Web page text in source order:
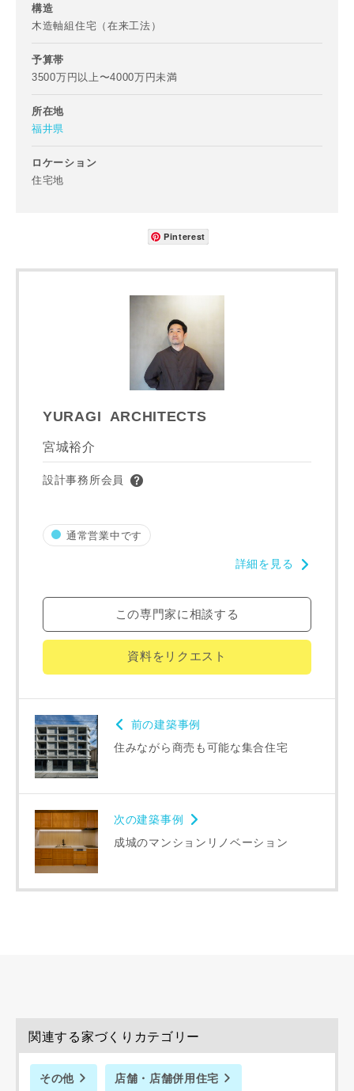
構造
木造軸組住宅（在来工法）
予算帯
3500万円以上〜4000万円未満
所在地
福井県
ロケーション
住宅地
Pinterest
YURAGI ARCHITECTS
宮城裕介
設計事務所会員
通常営業中です
詳細を見る
この専門家に相談する
資料をリクエスト
前の建築事例
住みながら商売も可能な集合住宅
次の建築事例
成城のマンションリノベーション
関連する家づくりカテゴリー
その他 店舗・店舗併用住宅
市区町村
番地、建物名
万円〜 万円
完成希望時期
同居する家族構成
資料請求にあたっての注意事項
当社は，当社の プライバシーポリシー
に則って，いただい
た情報を利用します。
当社はお客様からいただいた個人情報を，お客様が指定され
た専門家へ提供すること、または当社サービスのご案内のた
めに利用します。
当社は、本サービス又は利用契約に関し，お客様に発生した
損害について、債務不履行責任、不法行為責任、その他の法
律上の請求原因の如何を問わず賠償の責任を負わないものと
キャンセル
専門家の都合により、資料の送付が遅くなったり、送付でき
ない場合があります。あらかじめご了承ください。
閉じる